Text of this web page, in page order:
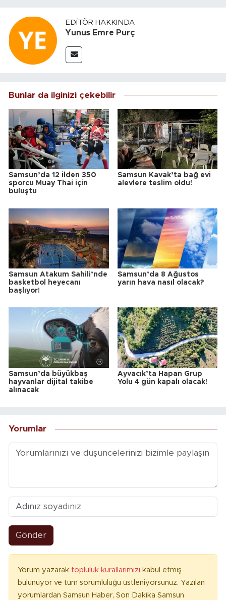
EDITÖR HAKKINDA
Yunus Emre Purç
Bunlar da ilginizi çekebilir
Samsun’da 12 ilden 350
sporcu Muay Thai için
buluştu
Samsun Kavak’ta bağ evi
alevlere teslim oldu!
Samsun Atakum Sahili’nde
basketbol heyecanı
başlıyor!
Samsun’da 8 Ağustos
yarın hava nasıl olacak?
Samsun’da büyükbaş
hayvanlar dijital takibe
alınacak
Ayvacık’ta Hapan Grup
Yolu 4 gün kapalı olacak!
Yorumlar
Gönder
Yorum yazarak topluluk kurallarımızı kabul etmiş
bulunuyor ve tüm sorumluluğu üstleniyorsunuz. Yazılan
yorumlardan Samsun Haber, Son Dakika Samsun